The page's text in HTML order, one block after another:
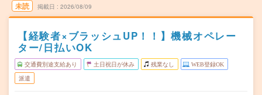
未読 掲載日 2026/08/09
【経験者×ブラッシュUP！！】機械オペレー
ター/日払いOK
交通費別途支給あり 土日祝日が休み 残業なし WEB登録OK
派遣